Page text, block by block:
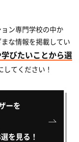
ン専門学校の中か
な情報を掲載してい
びたいことから選
てください！
ーを
を見る！